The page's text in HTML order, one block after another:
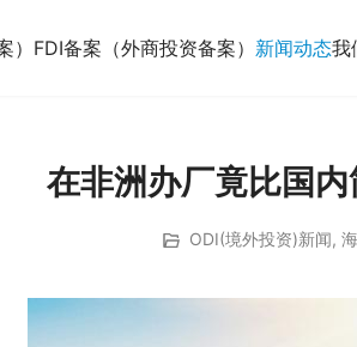
FDI备案（外商投资备案） 新闻动态我
在非洲办厂竟比国
ODI(境外投资)新闻,